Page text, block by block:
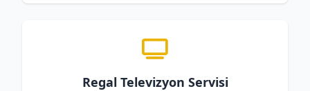
Regal Televizyon Servisi